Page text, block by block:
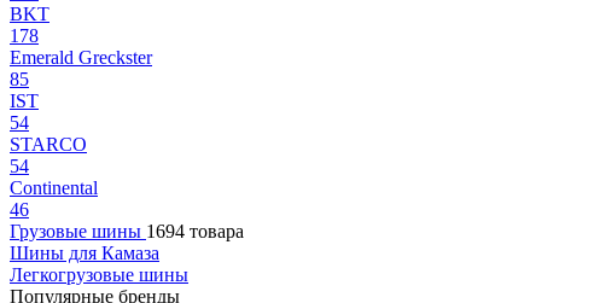
BKT
178
Emerald Greckster
85
IST
54
STARCO
54
Continental
46
Грузовые шины 1694 товара
Шины для Камаза
Легкогрузовые шины
Популярные бренды